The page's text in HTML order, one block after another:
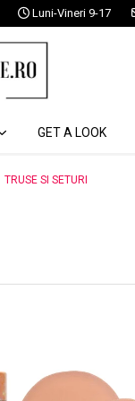
Luni-Vineri 9-17
GET A LOOK
TRUSE SI SETURI